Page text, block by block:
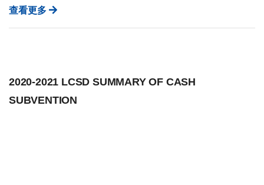
查看更多
2020-2021 LCSD SUMMARY OF CASH
SUBVENTION